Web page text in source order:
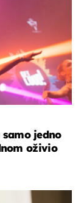
samo jedno
oživio